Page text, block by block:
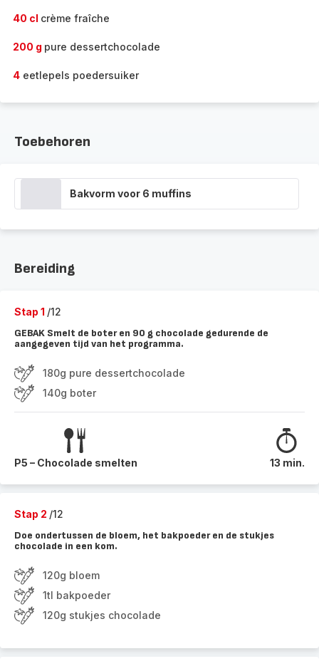
40 cl crème fraîche
200 g pure dessertchocolade
4 eetlepels poedersuiker
Toebehoren
Bakvorm voor 6 muffins
Bereiding
Stap 1 /12
GEBAK Smelt de boter en 90 g chocolade gedurende de
aangegeven tijd van het programma.
180g pure dessertchocolade
140g boter
P5 – Chocolade smelten 13 min.
Stap 2 /12
Doe ondertussen de bloem, het bakpoeder en de stukjes
chocolade in een kom.
120g bloem
1tl bakpoeder
120g stukjes chocolade